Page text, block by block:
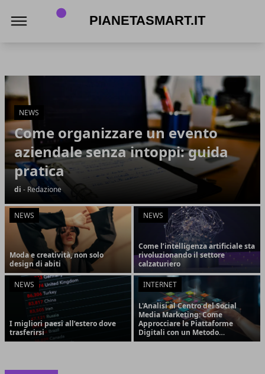
Articoli in Evidenza
NEWS
Come organizzare un evento
aziendale senza intoppi: guida
pratica
di - Redazione
NEWS
Moda e creatività, non solo
design di abiti
NEWS
Come l’intelligenza artificiale sta
rivoluzionando il settore
calzaturiero
NEWS
I migliori paesi all’estero dove
trasferirsi
INTERNET
L'Analisi al Centro del Social
Media Marketing: Come
Approcciare le Piattaforme
Digitali con un Metodo
Strategico e Orientato ai